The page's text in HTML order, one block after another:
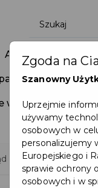
Aktualności
Społeczna
w Pruszczu
Miasta Pruszcz
Zgoda na
Szanowny
Uprzejmie
używamy
osobowych w
personalizujemy
Europejskiego i
sprawie ochrony
osobowych i w